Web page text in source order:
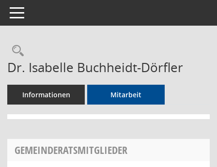
Toggle navigation
Rechercheauswahl
Dr. Isabelle Buchheidt-Dörfler
Informationen Mitarbeit
GEMEINDERATSMITGLIEDER